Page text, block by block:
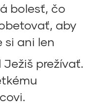
bolesť, čo
aby
si ani len
prežívať.